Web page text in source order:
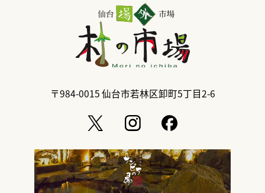
〒984-0015仙台市若林区卸町5丁目2-6